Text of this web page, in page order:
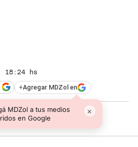
18:24 hs
+Agregar MDZol en
MDZol a tus medios
en Google
×